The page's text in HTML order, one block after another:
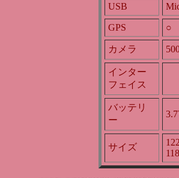
USB
GPS ○
カメラ
インター
フェイス
バッテリ
ー
サイズ